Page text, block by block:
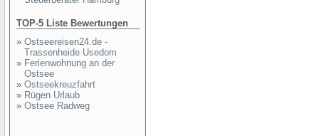
TOP-5 Liste Bewertungen
» Ostseereisen24.de -
Trassenheide Usedom
» Ferienwohnung an der
Ostsee
» Ostseekreuzfahrt
» Rügen Urlaub
» Ostsee Radweg